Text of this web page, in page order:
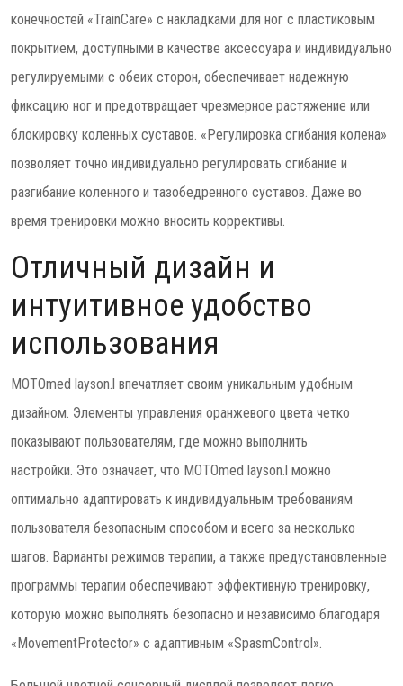
конечностей «TrainCare» с накладками для ног с пластиковым
покрытием, доступными в качестве аксессуара и индивидуально
регулируемыми с обеих сторон, обеспечивает надежную
фиксацию ног и предотвращает чрезмерное растяжение или
блокировку коленных суставов. «Регулировка сгибания колена»
позволяет точно индивидуально регулировать сгибание и
разгибание коленного и тазобедренного суставов. Даже во
время тренировки можно вносить коррективы.
Отличный дизайн и
интуитивное удобство
использования
MOTOmed layson.l впечатляет своим уникальным удобным
дизайном. Элементы управления оранжевого цвета четко
показывают пользователям, где можно выполнить
настройки. Это означает, что MOTOmed layson.l можно
оптимально адаптировать к индивидуальным требованиям
пользователя безопасным способом и всего за несколько
шагов. Варианты режимов терапии, а также предустановленные
программы терапии обеспечивают эффективную тренировку,
которую можно выполнять безопасно и независимо благодаря
«MovementProtector» с адаптивным «SpasmControl».